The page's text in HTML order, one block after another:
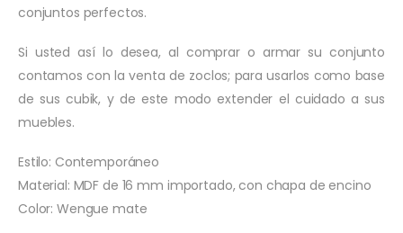
conjuntos perfectos.
Si usted así lo desea, al comprar o armar su conjunto
contamos con la venta de zoclos; para usarlos como base
de sus cubik, y de este modo extender el cuidado a sus
muebles.
Estilo: Contemporáneo
Material: MDF de 16 mm importado, con chapa de encino
Color: Wengue mate